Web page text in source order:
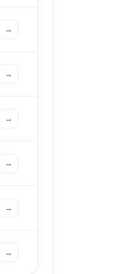
→
→
→
→
→
→